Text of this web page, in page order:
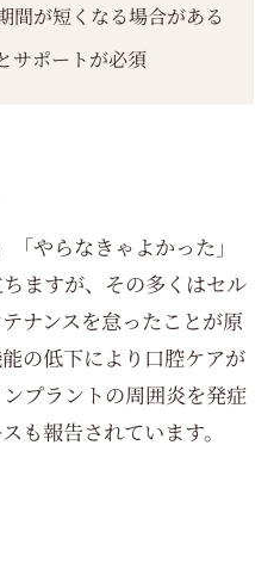
間が短くなる場合がある
サポートが必須
「やらなきゃよかった」
ますが、その多くはセル
ナンスを怠ったことが原
の低下により口腔ケアが
プラントの周囲炎を発症
も報告されています。